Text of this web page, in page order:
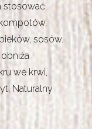
stosować
sosów.
we krwi,
Naturalny